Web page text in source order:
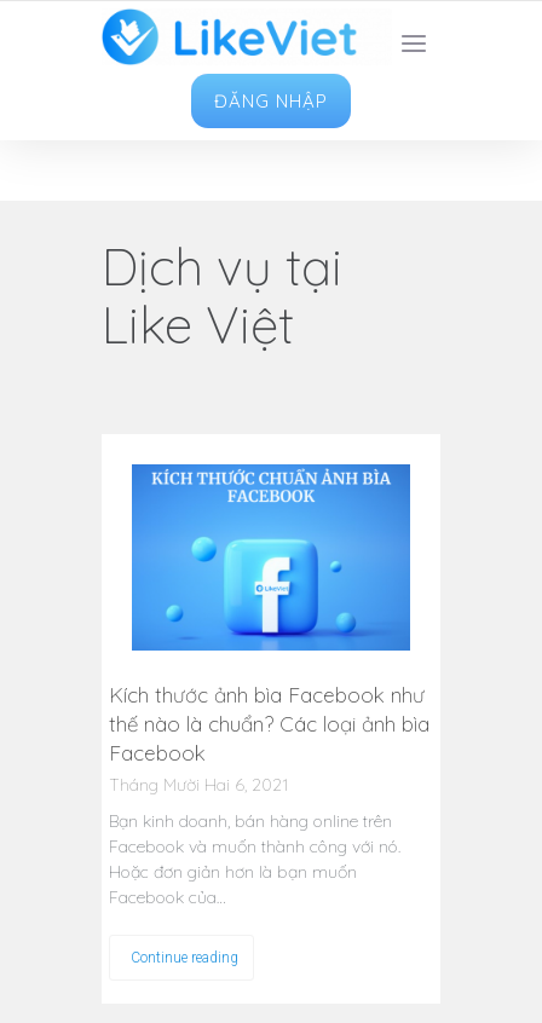
TOP 1 ỨNG DỤNG TĂNG LIKE HAY NHẤT VIỆT
NAM
ĐĂNG NHẬP
Dịch vụ tại
Like Việt
Kích thước ảnh bìa Facebook như
thế nào là chuẩn? Các loại ảnh bìa
Facebook
Tháng Mười Hai 6, 2021
Bạn kinh doanh, bán hàng online trên
Facebook và muốn thành công với nó.
Hoặc đơn giản hơn là bạn muốn
Facebook của…
Continue reading